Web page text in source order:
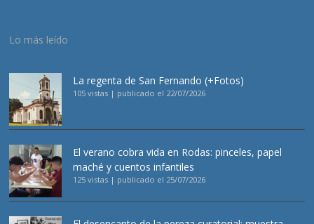
Lo más leído
La regenta de San Fernando (+Fotos)
105 vistas | publicado el 22/07/2026
El verano cobra vida en Rodas: pinceles, papel
maché y cuentos infantiles
125 vistas | publicado el 25/07/2026